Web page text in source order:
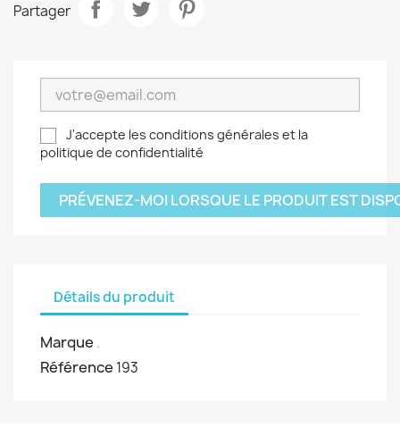
Partager
J'accepte les conditions générales et la
politique de confidentialité
PRÉVENEZ-MOI LORSQUE LE PRODUIT EST
Détails du produit
Marque .
Référence 193